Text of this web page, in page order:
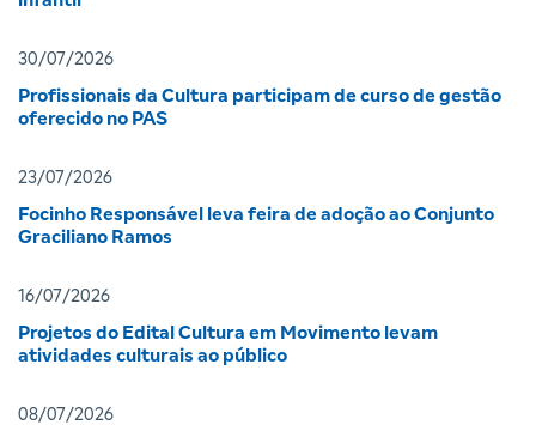
30/07/2026
Profissionais da Cultura participam de curso de gestão
oferecido no PAS
23/07/2026
Focinho Responsável leva feira de adoção ao Conjunto
Graciliano Ramos
16/07/2026
Projetos do Edital Cultura em Movimento levam
atividades culturais ao público
08/07/2026